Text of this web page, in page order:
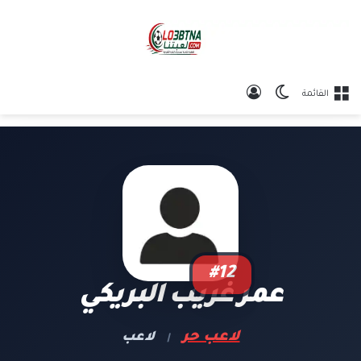
القائمة الوضع المظلم
#12
عمر غريب البريكي
لاعب حر | لاعب